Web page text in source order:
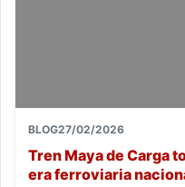
BLOG27/02/2026
Tren Maya de Carga
era ferroviaria